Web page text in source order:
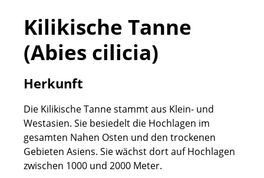
Kilikische Tanne
(Abies cilicia)
Herkunft
Die Kilikische Tanne stammt aus Klein- und
Westasien. Sie besiedelt die Hochlagen im
gesamten Nahen Osten und den trockenen
Gebieten Asiens. Sie wächst dort auf Hochlagen
zwischen 1000 und 2000 Meter.